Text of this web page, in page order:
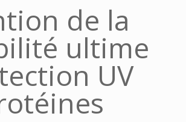
de la
ultime
UV